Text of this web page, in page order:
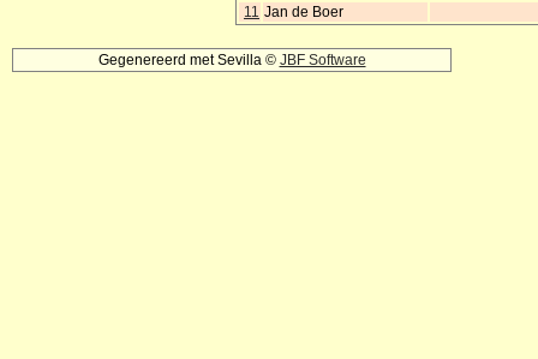
11 Jan de Boer
Gegenereerd met Sevilla © JBF Software